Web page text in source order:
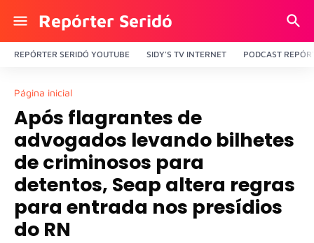
Repórter Seridó
REPÓRTER SERIDÓ YOUTUBE SIDY'S TV INTERNET PODCAST
Página inicial
Após flagrantes de
advogados levando bilhetes
de criminosos para
detentos, Seap altera regras
para entrada nos presídios
do RN